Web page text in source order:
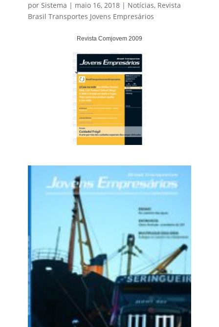
por Sistema | maio 16, 2018| Notícias, Revista
Brasil Transportes Jovens Empresários
Revista Comjovem 2009